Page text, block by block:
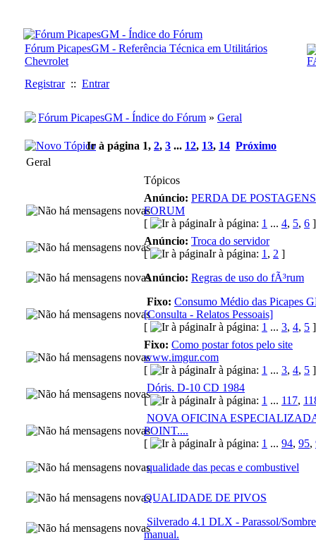
Fórum PicapesGM - Referência Técnica em Utilitários
Chevrolet
Registrar:: Entrar
Fórum PicapesGM - Índice do Fórum » Geral
Ir à página 1, 2, 3 ... 12, 13, 14 Próximo
Geral
Tópicos
Anúncio: PERDA DE
FORUM
[
Ir à página: 1 ... 4, 5, 6 ]
Anúncio: Troca do servidor
[
Ir à página: 1 , 2 ]
Anúncio: Regras de uso do fÃ³rum
Fixo: Consumo Médio das Picapes
[Consulta - Relatos Pessoais]
[
Ir à página: 1 ... 3, 4, 5 ]
Fixo: Como postar fotos pelo site
www.imgur.com
[
Ir à página: 1 ... 3, 4, 5 ]
Dóris. D-10 CD 1984
[
Ir à página: 1 ... 117,
NOVA OFICINA
POINT....
[
Ir à página: 1 ... 94, 95,
qualidade das pecas e combustivel
QUALIDADE DE PIVOS
Silverado 4.1 DLX - Parassol/
manual.